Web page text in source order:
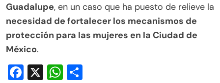
Guadalupe, en un caso que ha puesto de relieve la
necesidad de fortalecer los mecanismos de
protección para las mujeres en la Ciudad de
México.
Facebook
X WhatsApp